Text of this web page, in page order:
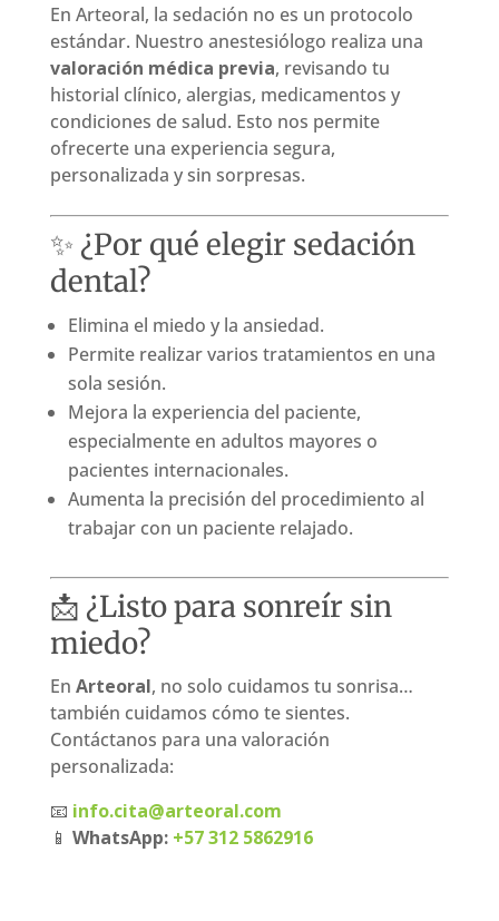
En Arteoral, la sedación no es un protocolo
estándar. Nuestro anestesiólogo realiza una
valoración médica previa, revisando tu
historial clínico, alergias, medicamentos y
condiciones de salud. Esto nos permite
ofrecerte una experiencia segura,
personalizada y sin sorpresas.
✨ ¿Por qué elegir sedación
dental?
Elimina el miedo y la ansiedad.
Permite realizar varios tratamientos en una
sola sesión.
Mejora la experiencia del paciente,
especialmente en adultos mayores o
pacientes internacionales.
Aumenta la precisión del procedimiento al
trabajar con un paciente relajado.
📩 ¿Listo para sonreír sin
miedo?
En Arteoral, no solo cuidamos tu sonrisa…
también cuidamos cómo te sientes.
Contáctanos para una valoración
personalizada:
📧 info.cita@arteoral.com
📱 WhatsApp: +57 312 5862916